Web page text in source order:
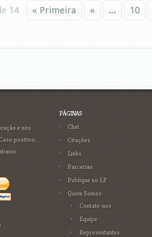
14 « Primeira « ... 10
e nos
positivo,
PÁGINAS
Chat
Citações
Links
Parcerias
Publique no LP
Quem Somos
Contate-nos
Equipe
Representantes